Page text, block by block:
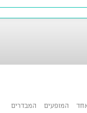
המופעים המבדרים